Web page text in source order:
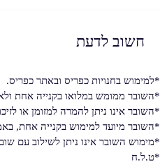
חשוב לדעת
*למימוש בחנויות כפריס ובאתר כפריס.
*השובר ממומש במלואו בקנייה אחת
*השובר אינו ניתן להמרה למזומן או
*השובר מיועד למימוש בקנייה אחת,
*מימוש השובר אינו ניתן לשילוב עם
*ט.ל.ח